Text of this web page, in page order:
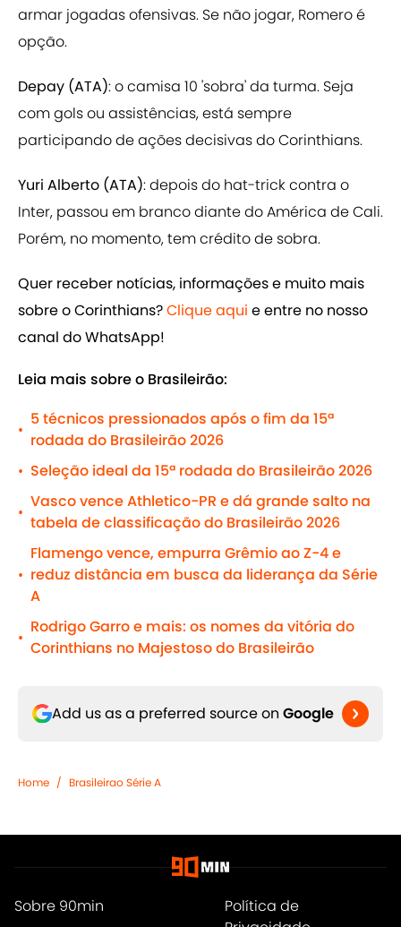
armar jogadas ofensivas. Se não jogar, Romero é
opção.
Depay (ATA): o camisa 10 'sobra' da turma. Seja
com gols ou assistências, está sempre
participando de ações decisivas do Corinthians.
Yuri Alberto (ATA): depois do hat-trick contra o
Inter, passou em branco diante do América de Cali.
Porém, no momento, tem crédito de sobra.
Quer receber notícias, informações e muito mais
sobre o Corinthians?Clique aqui e entre no nosso
canal do WhatsApp!
Leia mais sobre o Brasileirão:
•
5 técnicos pressionados após o fim da 15ª
rodada do Brasileirão 2026
• Seleção ideal da 15ª rodada do Brasileirão 2026
•
Vasco vence Athletico-PR e dá grande salto na
tabela de classificação do Brasileirão 2026
•
Flamengo vence, empurra Grêmio ao Z-4 e
reduz distância em busca da liderança da Série
A
•
Rodrigo Garro e mais: os nomes da vitória do
Corinthians no Majestoso do Brasileirão
Add us as a preferred source on Google
Home / Brasileirao Série A
Sobre 90min
Política de